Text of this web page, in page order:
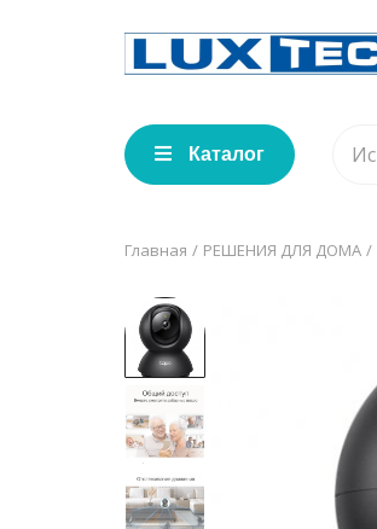
Каталог
Главная РЕШЕНИЯ ДЛЯ ДОМА